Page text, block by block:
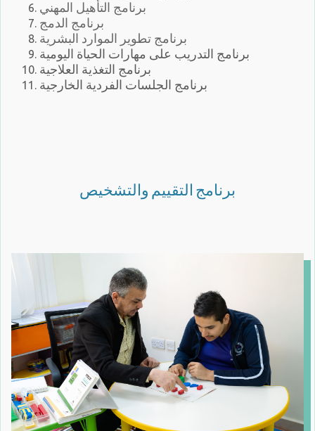
برنامج التأهيل المهني
برنامج الدمج
برنامج تطوير الموارد البشرية
برنامج التدريب على مهارات الحياة اليومية
برنامج التغذية العلاجية
برنامج الجلسات الفردية الخارجية
برنامج التقييم والتشخيص